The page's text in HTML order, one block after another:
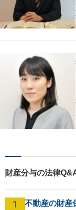
財産分与の法律
1 不動産の財産